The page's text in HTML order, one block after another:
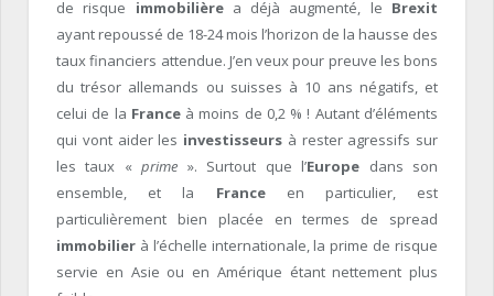
de risque immobilièrea déjà augmenté, le Brexit
ayant repoussé de 18-24 mois l’horizon de la hausse des
taux financiers attendue. J’en veux pour preuve les bons
du trésor allemands ou suisses à 10 ans négatifs, et
celui de la Franceà moins de 0,2 % ! Autant d’éléments
qui vont aider les investisseurs à rester agressifs sur
les taux «prime ». Surtout que l’Europe dans son
ensemble, et la Franceen particulier, est
particulièrement bien placée en termes de spread
immobilier à l’échelle internationale, la prime de risque
servie en Asie ou en Amérique étant nettement plus